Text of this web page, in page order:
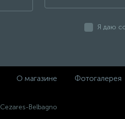
Я даю
О магазине Фотогалерея
Belbagno